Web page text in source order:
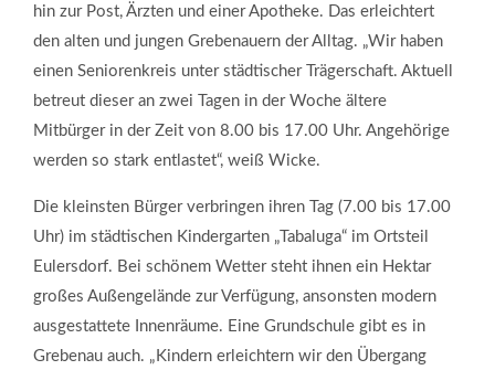
hin zur Post, Ärzten und einer Apotheke. Das erleichtert
den alten und jungen Grebenauern der Alltag. „Wir haben
einen Seniorenkreis unter städtischer Trägerschaft. Aktuell
betreut dieser an zwei Tagen in der Woche ältere
Mitbürger in der Zeit von 8.00 bis 17.00 Uhr. Angehörige
werden so stark entlastet“, weiß Wicke.
Die kleinsten Bürger verbringen ihren Tag (7.00 bis 17.00
Uhr) im städtischen Kindergarten „Tabaluga“ im Ortsteil
Eulersdorf. Bei schönem Wetter steht ihnen ein Hektar
großes Außengelände zur Verfügung, ansonsten modern
ausgestattete Innenräume. Eine Grundschule gibt es in
Grebenau auch. „Kindern erleichtern wir den Übergang